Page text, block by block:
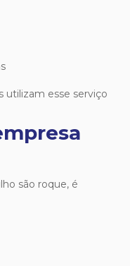
utilizam esse serviço
são roque, é